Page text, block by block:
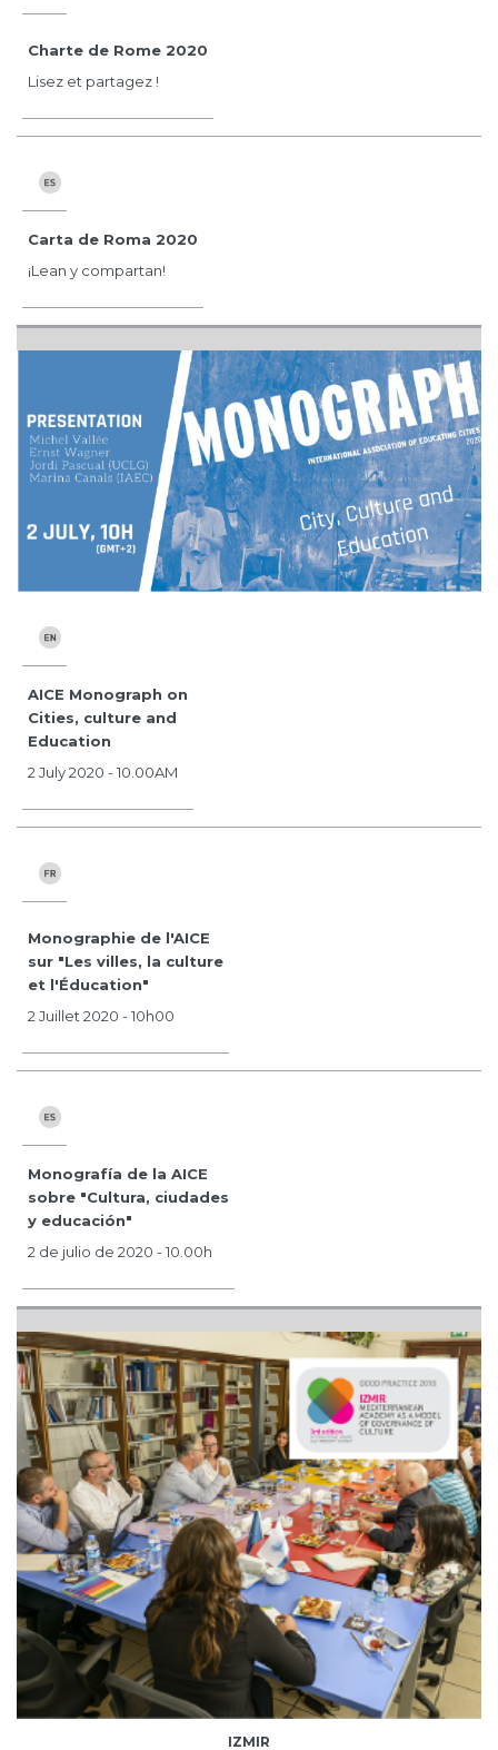
Charte de Rome 2020
Lisez et partagez !
Carta de Roma 2020
¡Lean y compartan!
AICE Monograph on
Cities, culture and
Education
2 July 2020 - 10.00AM
Monographie de l'AICE
sur "Les villes, la culture
et l'Éducation"
2 Juillet 2020 - 10h00
Monografía de la AICE
sobre "Cultura, ciudades
y educación"
2 de julio de 2020 - 10.00h
IZMIR